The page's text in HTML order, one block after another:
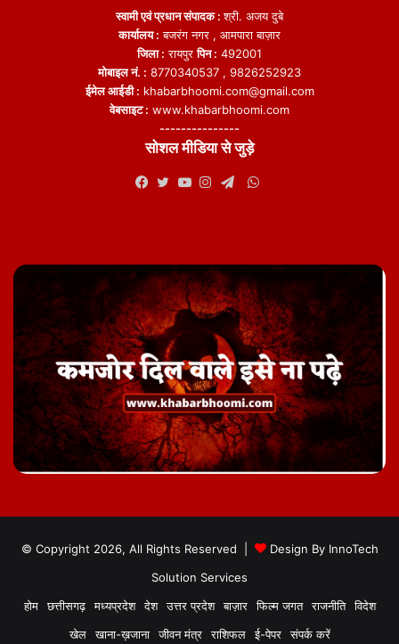
स्वामी एवं प्रधान संपादक :श्री. अजय दुबे
कार्यालय : बजरंग नगर , आमपारा बाज़ार
जिला : रायपुरपिन : 492001
मोबाइल नं. : 8770340537 , 9826252923
ईमेल आईडी : khabarbhoomi.com@gmail.com
वेबसाइट : www.khabarbhoomi.com
---------------
सोशल मीडिया से जुड़े
WhatsApp
© Copyright 2026, All Rights Reserved | Design By InnoTech
Solution Services
होम
छत्तीसगढ़ मध्यप्रदेश देश उत्तर प्रदेश बाज़ार फिल्म जगत राजनीति
विदेश
खेल
खाना-ख़जाना जीवन मंत्र राशिफल ई-पेपर संपर्क करें